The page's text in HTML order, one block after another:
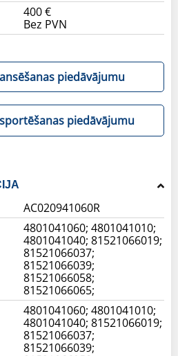
400 €
Bez PVN
piedāvājumu
piedāvājumu
AC020941060R
4801041060; 4801041010;
4801041040; 81521066019;
81521066037;
81521066039;
81521066058;
81521066065;
4801041060; 4801041010;
4801041040; 81521066019;
81521066037;
81521066039;